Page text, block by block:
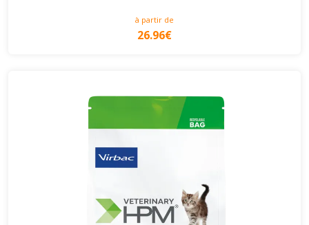
à partir de
26.96€